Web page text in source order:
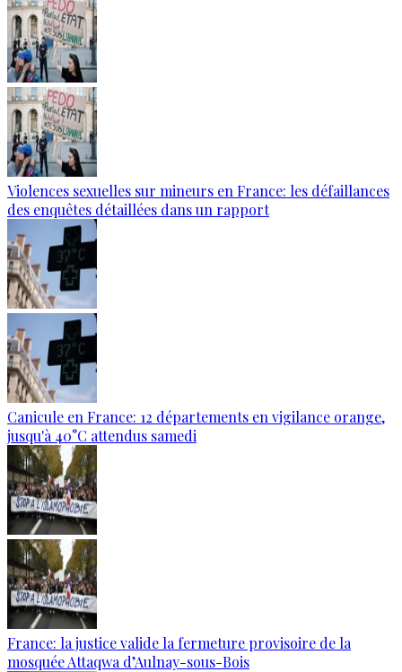
Violences sexuelles sur mineurs en France: les défaillances
des enquêtes détaillées dans un rapport
Canicule en France: 12 départements en vigilance orange,
jusqu'à 40°C attendus samedi
France: la justice valide la fermeture provisoire de la
mosquée Attaqwa d’Aulnay-sous-Bois